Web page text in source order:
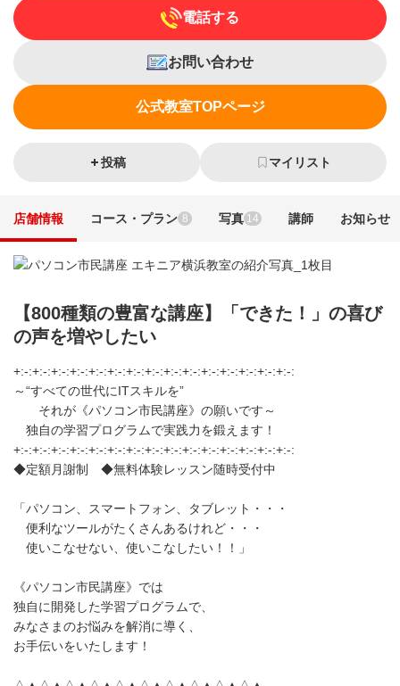
電話する
お問い合わせ
公式教室TOPページ
投稿 マイリスト
店舗情報 コース・プラン 8 写真 14 講師 お知らせ
【800種類の豊富な講座】「できた！」の喜び
の声を増やしたい
+:-:+:-:+:-:+:-:+:-:+:-:+:-:+:-:+:-:+:-:+:-:+:-:+:-:+:-:+:-:
～“すべての世代にITスキルを”
それが《パソコン市民講座》の願いです～
独自の学習プログラムで実践力を鍛えます！
+:-:+:-:+:-:+:-:+:-:+:-:+:-:+:-:+:-:+:-:+:-:+:-:+:-:+:-:+:-:
◆定額月謝制 ◆無料体験レッスン随時受付中
「パソコン、スマートフォン、タブレット・・・
便利なツールがたくさんあるけれど・・・
使いこなせない、使いこなしたい！！」
《パソコン市民講座》では
独自に開発した学習プログラムで、
みなさまのお悩みを解消に導く、
お手伝いをいたします！